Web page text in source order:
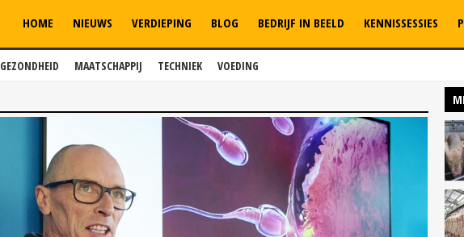
GEZONDHEID MAATSCHAPPIJ TECHNIEK VOEDING
HOME NIEUWS VERDIEPING BLOG BEDRIJF IN BEELD KENNISSESSIES